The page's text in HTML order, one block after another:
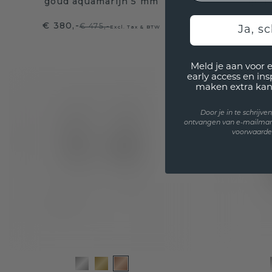
€ 380,-€ 475,-Excl. Tax & BTW €
Ja,
Meld je aan voor
early access en
maken extra
Door je in te
ontvangen van e-